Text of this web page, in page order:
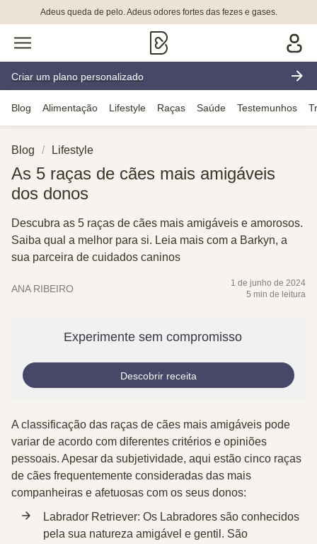
Adeus queda de pelo. Adeus odores fortes das fezes e gases.
Criar um plano personalizado
Blog Alimentação Lifestyle Raças Saúde Testemunhos
Blog Lifestyle
As 5 raças de cães mais amigáveis
dos donos
Descubra as 5 raças de cães mais amigáveis e amorosos.
Saiba qual a melhor para si. Leia mais com a Barkyn, a
sua parceira de cuidados caninos
ANA RIBEIRO
1 de junho de 2024
5 min de leitura
Experimente sem compromisso
Descobrir receita
A classificação das raças de cães mais amigáveis pode
variar de acordo com diferentes critérios e opiniões
pessoais. Apesar da subjetividade, aqui estão cinco raças
de cães frequentemente consideradas das mais
companheiras e afetuosas com os seus donos:
Labrador Retriever: Os Labradores são conhecidos
pela sua natureza amigável e gentil. São